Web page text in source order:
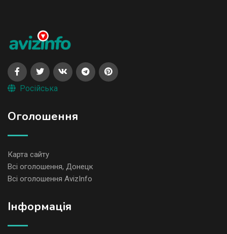
Російська
Оголошення
Карта сайту
Всі оголошення, Донецк
Всі оголошення AvizInfo
Iнформація